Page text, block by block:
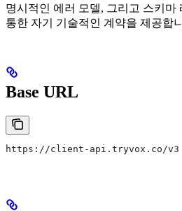
명시적인 에러 모델, 그리고 스키마
통한 자기 기술적인 계약을 제공합
Base URL
https://client-api.tryvox.co/v3